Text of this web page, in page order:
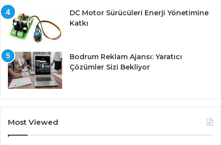
DC Motor Sürücüleri Enerji Yönetimine
Katkı
Bodrum Reklam Ajansı: Yaratıcı
Çözümler Sizi Bekliyor
Most Viewed